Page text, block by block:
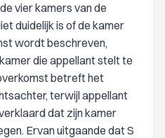
vier kamers van de
duidelijk is of de kamer
wordt beschreven,
die appellant stelt te
betreft het
terwijl appellant
dat zijn kamer
Ervan uitgaande dat S